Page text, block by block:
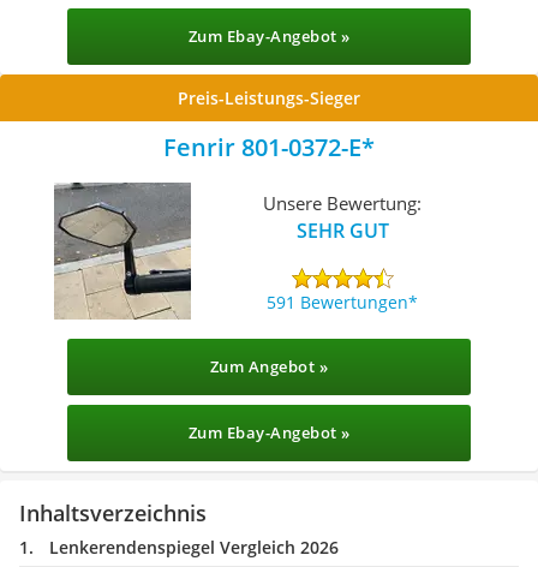
Zum Ebay-Angebot »
Preis-Leistungs-Sieger
Fenrir 801-0372-E
Unsere Bewertung:
SEHR GUT
591 Bewertungen
Zum Angebot »
Zum Ebay-Angebot »
Inhaltsverzeichnis
Lenkerendenspiegel Vergleich 2026